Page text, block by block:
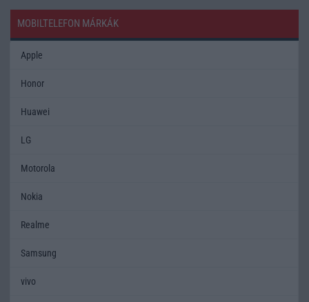
MOBILTELEFON MÁRKÁK
Apple
Honor
Huawei
LG
Motorola
Nokia
Realme
Samsung
vivo